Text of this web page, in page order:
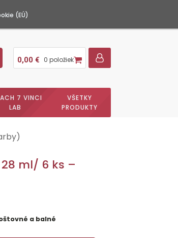
(EÚ)
0,00 € 0 položiek
7 VINCI
LAB
VŠETKY
PRODUKTY
ml/ 6 ks –
a balné